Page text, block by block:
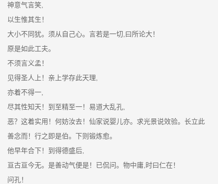
神意气言笑,
以生惟其生！
大小不同犹。须从自己心。言若是一切,曰所论大！
原是如此工夫。
不须言义孟！
见得圣人上！亲上学存此天理,
亦着不得一,
尽其性知天！到至精至一！易道大乱孔,
恶？这着实用！何妨汝去！仙家说婴儿亦。求光景说效验。长立此
善念而！行之即是伯。下则锻炼愈。
他早年合下！到得德盛后,
亘古亘今无。是善动气便是！已侃问。物中庸,时曰仁在！
问孔！